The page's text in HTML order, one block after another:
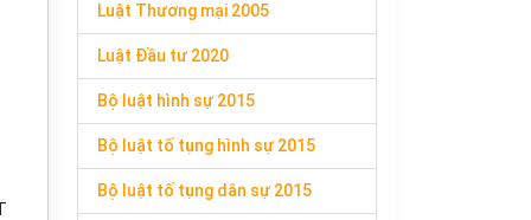
Luật Thương mại 2005
Luật Đầu tư 2020
Bộ luật hình sự 2015
Bộ luật tố tụng hình sự 2015
Bộ luật tố tụng dân sự 2015